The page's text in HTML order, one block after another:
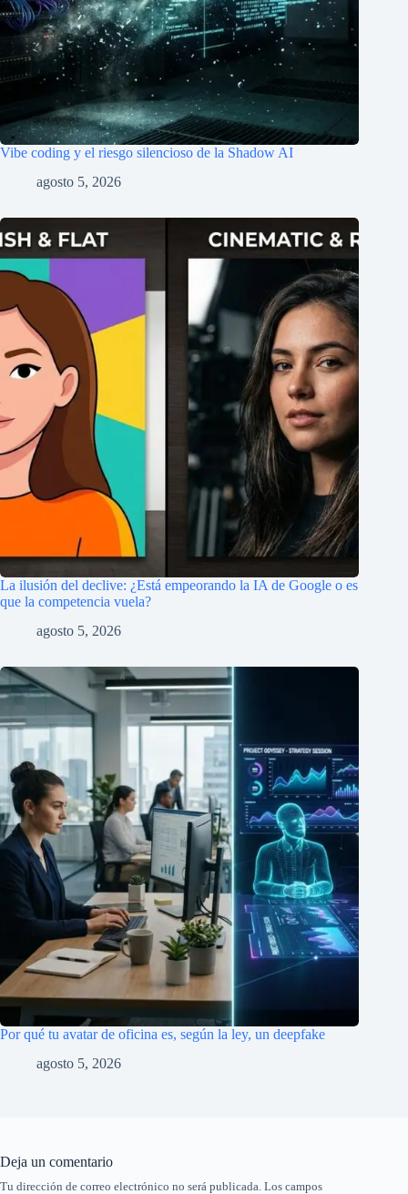
Vibe coding y el riesgo silencioso de la Shadow AI
agosto 5, 2026
La ilusión del declive: ¿Está empeorando la IA de Google o es
que la competencia vuela?
agosto 5, 2026
Por qué tu avatar de oficina es, según la ley, un deepfake
agosto 5, 2026
Deja un comentario
Tu dirección de correo electrónico no será publicada. Los campos